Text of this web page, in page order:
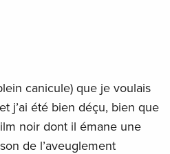
canicule) que je voulais
j’ai été bien déçu, bien que
noir dont il émane une
de l’aveuglement